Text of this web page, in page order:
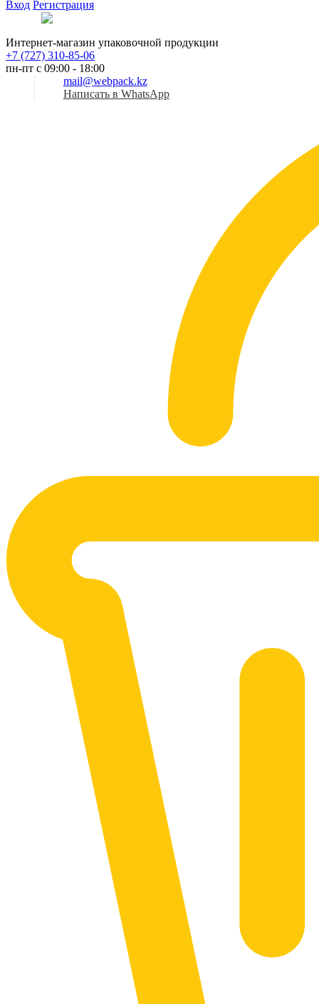
Вход Регистрация
Интернет-магазин упаковочной продукции
+7 (727) 310-85-06
пн-пт с 09:00 - 18:00
mail@webpack.kz
Написать в WhatsApp